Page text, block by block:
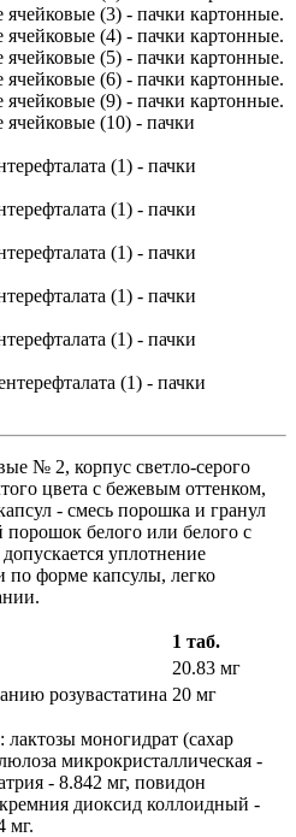
(3) - пачки картонные.
(4) - пачки картонные.
(5) - пачки картонные.
(6) - пачки картонные.
(9) - пачки картонные.
(10) - пачки
(1) - пачки
(1) - пачки
(1) - пачки
(1) - пачки
(1) - пачки
(1) - пачки
№ 2, корпус светло-серого
цвета с бежевым оттенком,
- смесь порошка и гранул
белого или белого с
уплотнение
по форме капсулы, легко
1 таб.
20.83 мг
розувастатина 20 мг
: лактозы моногидрат (сахар
микрокристаллическая -
- 8.842 мг, повидон
диоксид коллоидный -
мг.